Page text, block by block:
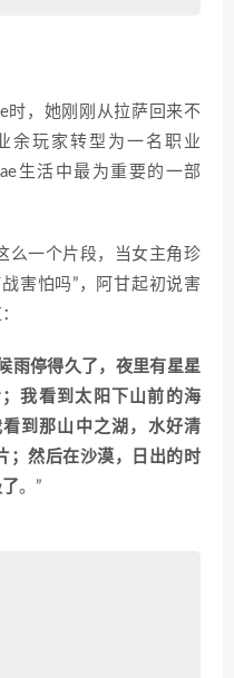
时，她刚刚从拉萨回来不
余玩家转型为一名职业
生活中最为重要的一部
么一个片段，当女主角珍
害怕吗”，阿甘起初说害
雨停得久了，夜里有星星
我看到太阳下山前的海
到那山中之湖，水好清
；然后在沙漠，日出的时
。”